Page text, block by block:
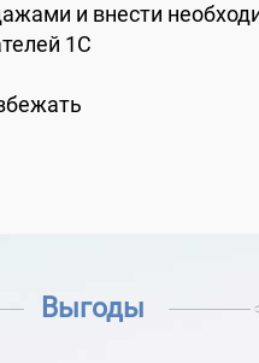
и внести
1С
Выгоды